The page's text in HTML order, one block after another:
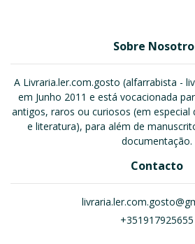
Sobre
A Livraria.ler.com.gosto (alfarrabista -
em Junho 2011 e está vocacionada
antigos, raros ou curiosos (em especial
e literatura), para além de
documentação.
Contacto
+351917925655